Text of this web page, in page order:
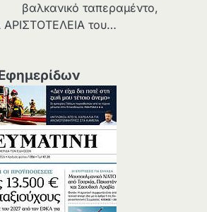
βαλκανικό ταπεραμέντο,
ΑΡΙΣΤΟΤΕΛΕΙΑ του…